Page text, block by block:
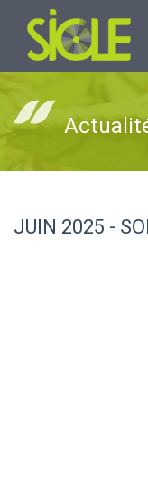
JUIN 2025 -